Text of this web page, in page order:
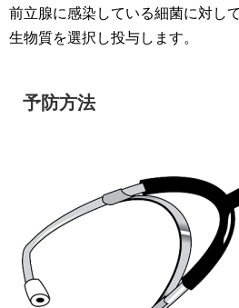
前立腺に感染している細菌に対し
生物質を選択し投与します。
予防方法